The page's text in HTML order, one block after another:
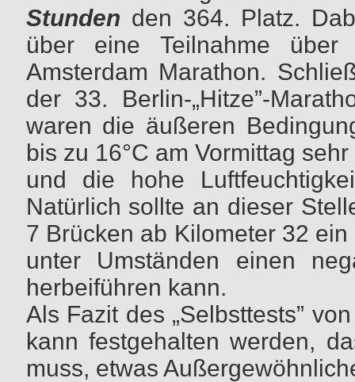
Stunden den 364. Platz.
über eine Teilnahme
Amsterdam Marathon.
der 33. Berlin-„Hitze”-
waren die äußeren
bis zu 16°C am Vormittag
und die hohe
Natürlich sollte an dieser
7 Brücken ab Kilometer 32
unter Umständen einen
herbeiführen kann.
Als Fazit des „Selbsttests”
kann festgehalten werden,
muss, etwas